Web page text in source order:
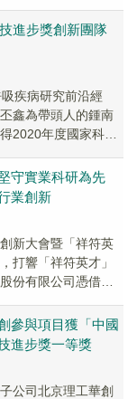
進步獎創新團隊
疾病研究前沿經
鑫為帶頭人的鍾南
2020年度國家科技
守實業科研為先
業創新
新大會暨「祥符英
打響「祥符英才」
份有限公司憑借自
參與項目獲「中國
進步獎一等獎
公司北京理工華創